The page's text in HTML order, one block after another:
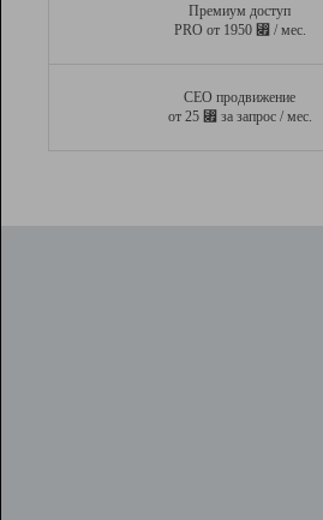
Премиум доступ
PRO от 1950 ⃏ / мес.
СЕО продвижение
от 25 ⃏ за запрос / мес.